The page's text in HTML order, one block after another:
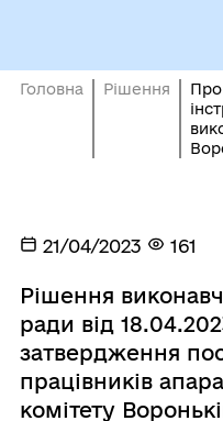
Головна Рішення
Про
21/04/2023 161
Рішення
ради від
затвердження
працівників
комітету